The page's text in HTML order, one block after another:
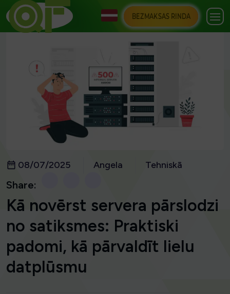
BEZMAKSAS RINDA
08/07/2025 Angela Tehniskā
Share:
Kā novērst servera pārslodzi
no satiksmes: Praktiski
padomi, kā pārvaldīt lielu
datplūsmu